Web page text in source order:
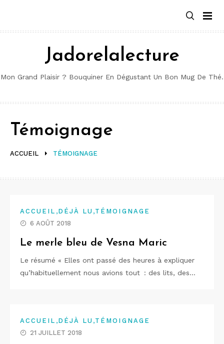
contenu
Jadorelalecture
Mon Grand Plaisir ? Bouquiner En Dégustant Un Bon Mug De Thé.
ACCUEIL TÉMOIGNAGE
Témoignage
ACCUEIL ,DÉJÀ LU ,TÉMOIGNAGE
6 AOÛT 2018
Le merle bleu de Vesna Maric
Le résumé « Elles ont passé des heures à expliquer
qu’habituellement nous avions tout : des lits, des…
ACCUEIL ,DÉJÀ LU ,TÉMOIGNAGE
21 JUILLET 2018